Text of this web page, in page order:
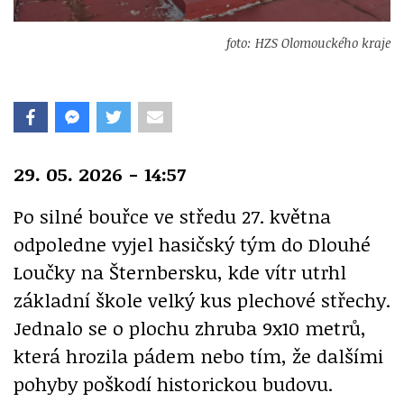
foto: HZS Olomouckého kraje
29. 05. 2026 - 14:57
Po silné bouřce ve středu 27. května
odpoledne vyjel hasičský tým do Dlouhé
Loučky na Šternbersku, kde vítr utrhl
základní škole velký kus plechové střechy.
Jednalo se o plochu zhruba 9x10 metrů,
která hrozila pádem nebo tím, že dalšími
pohyby poškodí historickou budovu.